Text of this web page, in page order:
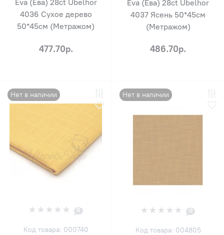
Eva (Ева) 28ct Ubelhor
4036 Сухое дерево
50*45см (Метражом)
477.70р.
Eva (Ева) 28ct Ubelhor
4037 Ясень 50*45см
(Метражом)
486.70р.
Нет в наличии
0
Код товара: 000740
Нет в наличии
0
Код товара: 004805